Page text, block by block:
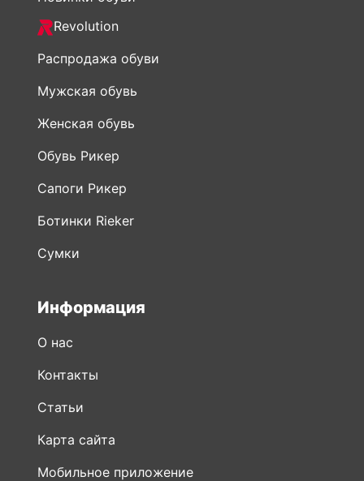
Revolution
Распродажа обуви
Мужская обувь
Женская обувь
Обувь Рикер
Сапоги Рикер
Ботинки Rieker
Сумки
Информация
О нас
Контакты
Статьи
Карта сайта
Мобильное приложение